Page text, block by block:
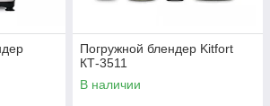
Погружной блендер Kitfort
КТ-3511
В наличии